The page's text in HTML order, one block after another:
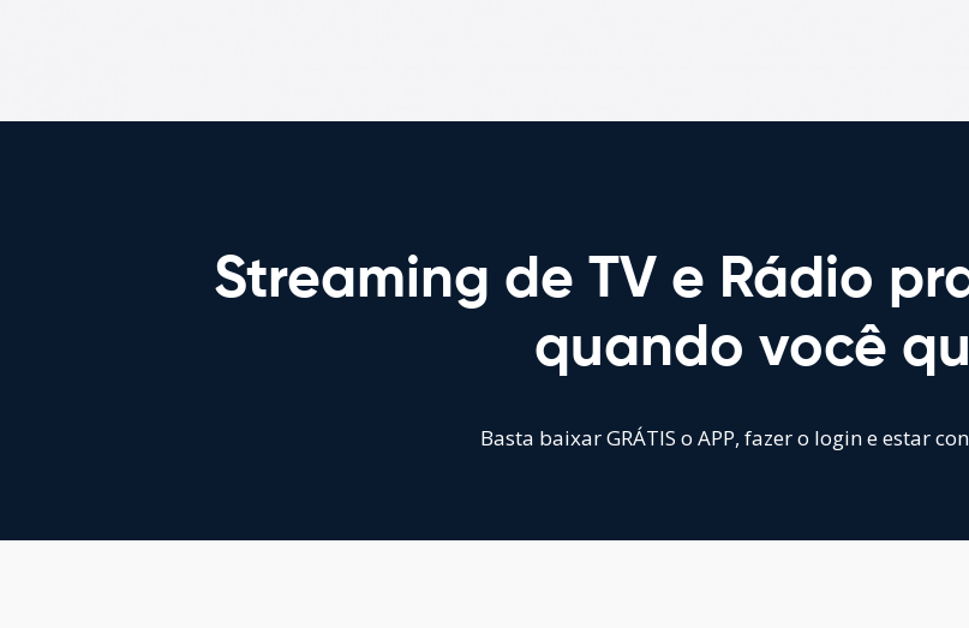
Streaming de TV e Rádio
quando você
Basta baixar GRÁTIS o APP, fazer o login e estar